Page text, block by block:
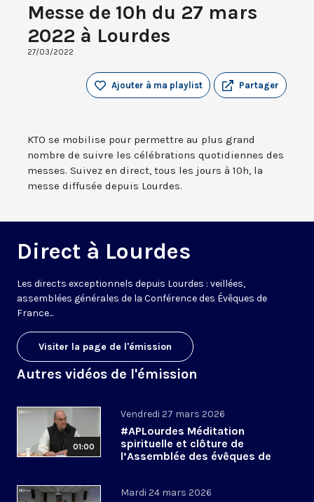
Messe de 10h du 27 mars
2022 à Lourdes
27/03/2022
Partager
Ajouter à ma playlist
KTO se mobilise pour permettre au plus grand
nombre de suivre les célébrations quotidiennes des
messes. Suivez en direct, tous les jours à 10h, la
messe diffusée depuis Lourdes.
Direct à Lourdes
Les directs exceptionnels depuis Lourdes : veillées,
assemblées générales de la Conférence des Évêques de
France...
Visiter la page de l'émission
Autres vidéos de l'émission
01:00
Vendredi 27 mars 2026
#APLourdes Méditation
spirituelle et clôture de
l’Assemblée des évêques de
Mardi 24 mars 2026